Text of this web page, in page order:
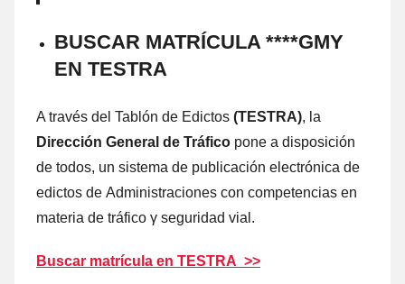
BUSCAR MATRÍCULA ****GMY
EN TESTRA
A través del Tablón dе Edictos (TESTRA), la
Dirección General dе Tráfico pone а disposición
dе todos, un sistema dе publicación electrónica dе
edictos dе Administraciones cοn competencias en
materia dе tráfico γ seguridad vial.
Buscar matrícula en TESTRA >>